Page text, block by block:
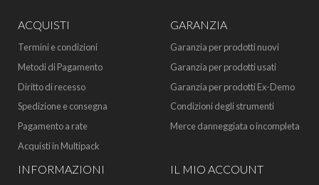
ACQUISTI
Termini e condizioni
Metodi di Pagamento
Diritto di recesso
Spedizione e consegna
Pagamento a rate
Acquisti in Multipack
GARANZIA
Garanzia per prodotti nuovi
Garanzia per prodotti usati
Garanzia per prodotti Ex-Demo
Condizioni degli strumenti
Merce danneggiata o incompleta
INFORMAZIONI IL MIO ACCOUNT